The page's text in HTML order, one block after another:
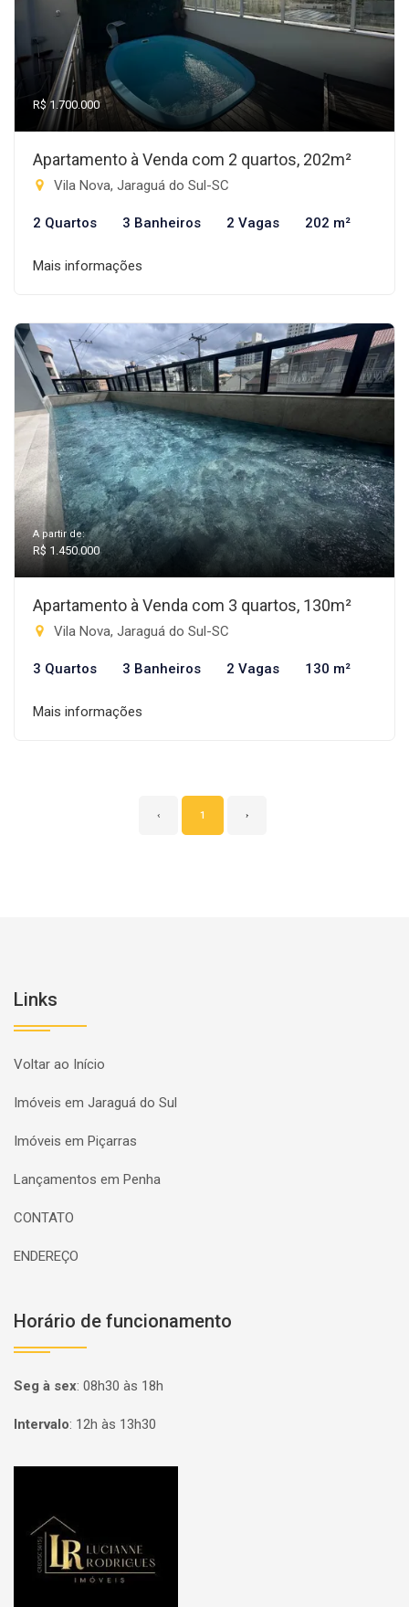
R$ 1.700.000
Apartamento à Venda com 2 quartos, 202m²
Vila Nova, Jaraguá do Sul-SC
2 Quartos 3 Banheiros 2 Vagas 202 m²
Mais informações
A partir de:
R$ 1.450.000
Apartamento à Venda com 3 quartos, 130m²
Vila Nova, Jaraguá do Sul-SC
3 Quartos 3 Banheiros 2 Vagas 130 m²
Mais informações
‹ 1 ›
Links
Voltar ao Início
Imóveis em Jaraguá do Sul
Imóveis em Piçarras
Lançamentos em Penha
CONTATO
ENDEREÇO
Horário de funcionamento
Seg à sex: 08h30 às 18h
Intervalo: 12h às 13h30